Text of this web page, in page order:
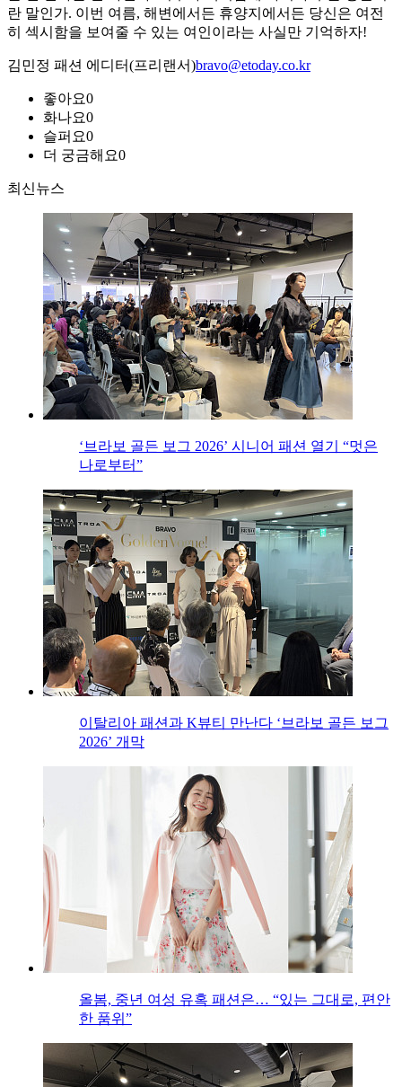
란 말인가. 이번 여름, 해변에서든 휴양지에서든 당신은 여전
히 섹시함을 보여줄 수 있는 여인이라는 사실만 기억하자!
김민정 패션 에디터(프리랜서)bravo@etoday.co.kr
좋아요0
화나요0
슬퍼요0
더 궁금해요0
최신뉴스
‘브라보 골든 보그 2026’ 시니어 패션 열기 “멋은
나로부터”
이탈리아 패션과 K뷰티 만난다 ‘브라보 골든 보그
2026’ 개막
올봄, 중년 여성 유혹 패션은… “있는 그대로, 편안
한 품위”